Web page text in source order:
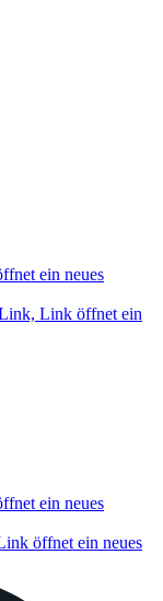
ein neues
Link öffnet ein
ein neues
öffnet ein neues